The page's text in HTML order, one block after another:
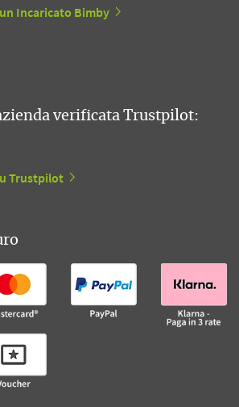
Incaricato Bimby
verificata Trustpilot:
Trustpilot